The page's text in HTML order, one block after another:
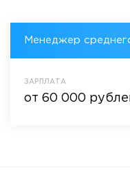
Менеджер
ЗАРПЛАТА
от 60 000